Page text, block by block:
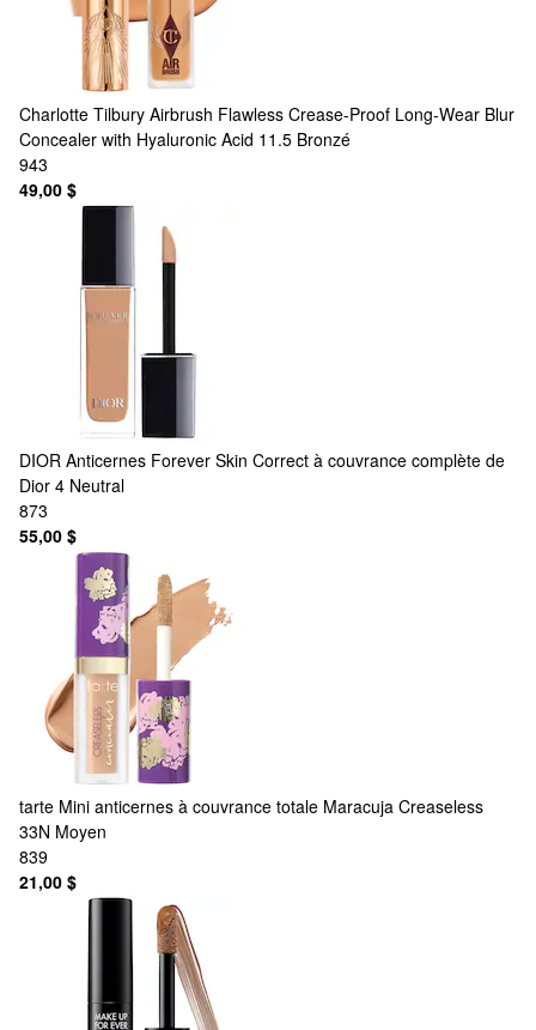
Charlotte Tilbury Airbrush Flawless Crease-Proof Long-Wear Blur
Concealer with Hyaluronic Acid 11.5 Bronzé
943
49,00 $
DIOR Anticernes Forever Skin Correct à couvrance complète de
Dior 4 Neutral
873
55,00 $
tarte Mini anticernes à couvrance totale Maracuja Creaseless
33N Moyen
839
21,00 $